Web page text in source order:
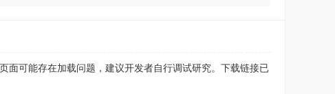
面可能存在加载问题，建议开发者自行调试研究。下载链接已